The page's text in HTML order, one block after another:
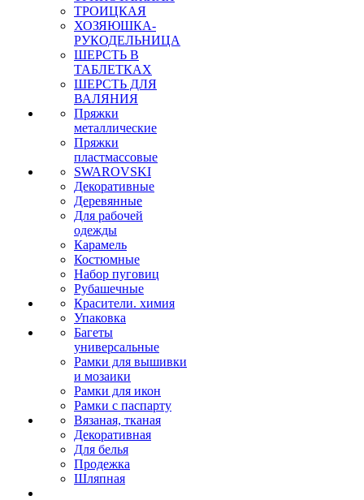
ТРОИЦКАЯ
ХОЗЯЮШКА-
РУКОДЕЛЬНИЦА
ШЕРСТЬ В
ТАБЛЕТКАХ
ШЕРСТЬ ДЛЯ
ВАЛЯНИЯ
Пряжки
металлические
Пряжки
пластмассовые
SWAROVSKI
Декоративные
Деревянные
Для рабочей
одежды
Карамель
Костюмные
Набор пуговиц
Рубашечные
Красители. химия
Упаковка
Багеты
универсальные
Рамки для вышивки
и мозаики
Рамки для икон
Рамки с паспарту
Вязаная, тканая
Декоративная
Для белья
Продежка
Шляпная